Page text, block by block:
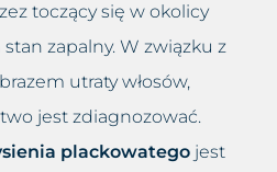
i brwi
podbródka
toczący się w okolicy
zapalny. W związku z
utraty włosów,
jest zdiagnozować.
plackowatego jest